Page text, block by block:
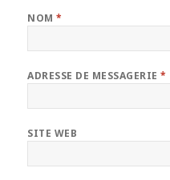
NOM*
ADRESSE DE MESSAGERIE*
SITE WEB